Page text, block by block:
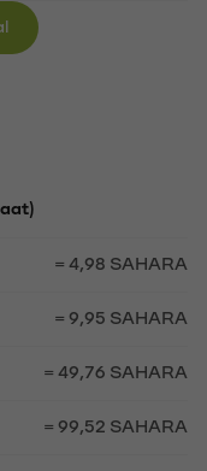
= 4,98 SAHARA
= 9,95 SAHARA
= 49,76 SAHARA
= 99,52 SAHARA